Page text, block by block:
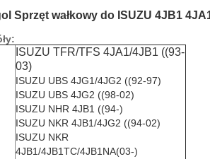
Sprzęt wałkowy do ISUZU 4JB1
ISUZU TFR/TFS 4JA1/4JB1 ((93-
03)
ISUZU UBS 4JG1/4JG2 ((92-97)
ISUZU UBS 4JG2 ((98-02)
ISUZU NHR 4JB1 ((94-)
ISUZU NKR 4JB1/4JG2 ((94-02)
ISUZU NKR
4JB1/4JB1TC/4JB1NA(03-)